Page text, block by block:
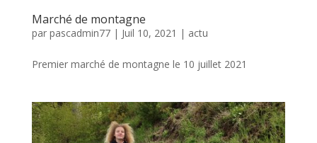
Marché de montagne
par pascadmin77| Juil 10, 2021 | actu
Premier marché de montagne le 10 juillet 2021